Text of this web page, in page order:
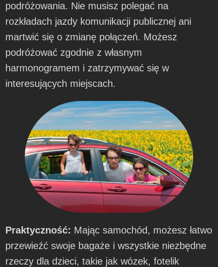
podróżowania. Nie musisz polegać na
rozkładach jazdy komunikacji publicznej ani
martwić się o zmianę połączeń. Możesz
podróżować zgodnie z własnym
harmonogramem i zatrzymywać się w
interesujących miejscach.
Praktyczność: Mając samochód, możesz łatwo
przewieźć swoje bagaże i wszystkie niezbędne
rzeczy dla dzieci, takie jak wózek, fotelik